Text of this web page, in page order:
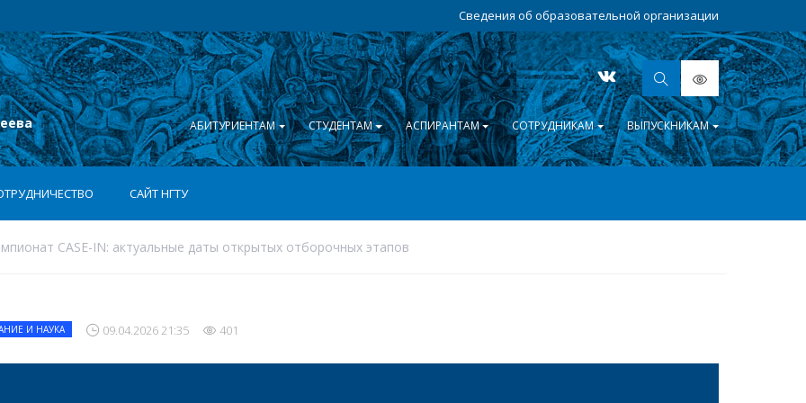
Сведения об образовательной организации
АБИТУРИЕНТАМ СТУДЕНТАМ АСПИРАНТАМ СОТРУДНИКАМ ВЫПУСКНИКАМ
САЙТ НГТУ
CASE-IN: актуальные даты открытых отборочных этапов
И НАУКА 09.04.2026 21:35 401